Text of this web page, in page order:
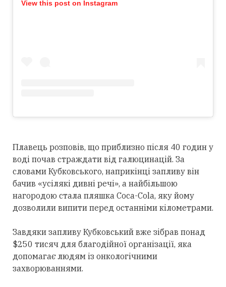
View this post on Instagram
Плавець розповів, що приблизно після 40 годин у
воді почав страждати від галюцинацій. За
словами Кубковського, наприкінці запливу він
бачив «усілякі дивні речі», а найбільшою
нагородою стала пляшка Coca-Cola, яку йому
дозволили випити перед останніми кілометрами.
Завдяки запливу Кубковський вже зібрав понад
$250 тисяч для благодійної організації, яка
допомагає людям із онкологічними
захворюваннями.